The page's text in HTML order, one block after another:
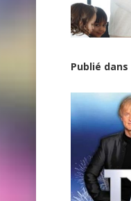
Publié dans